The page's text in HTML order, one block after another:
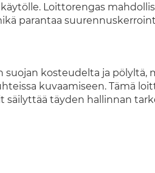
Loittorengas
parantaa
kosteudelta ja pölyltä,
kuvaamiseen. Tämä
täyden hallinnan